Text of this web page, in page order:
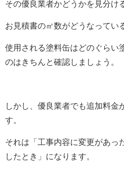
その優良業者かどうかを見分け
お見積書の㎡数がどうなってい
使用される塗料缶はどのぐらい
のはきちんと確認しましょう。
しかし、優良業者でも追加料金
す。
それは「工事内容に変更があっ
したとき」になります。